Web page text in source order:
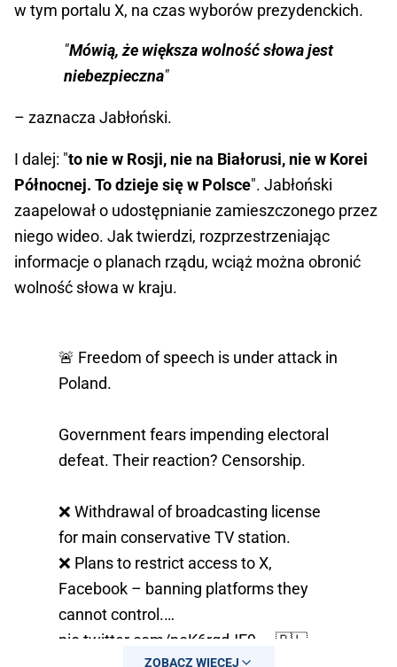
w tym portalu X, na czas wyborów prezydenckich.
"Mówią, że większa wolność słowa jest
niebezpieczna"
– zaznacza Jabłoński.
I dalej: "to nie w Rosji, nie na Białorusi, nie w Korei
Północnej. To dzieje się w Polsce". Jabłoński
zaapelował o udostępnianie zamieszczonego przez
niego wideo. Jak twierdzi, rozprzestrzeniając
informacje o planach rządu, wciąż można obronić
wolność słowa w kraju.
🚨 Freedom of speech is under attack in
Poland.
Government fears impending electoral
defeat. Their reaction? Censorship.
❌ Withdrawal of broadcasting license
for main conservative TV station.
❌ Plans to restrict access to X,
Facebook – banning platforms they
cannot control.…
pic.twitter.com/poK6rqdJE9 — 🇵🇱
ZOBACZ WIĘCEJ